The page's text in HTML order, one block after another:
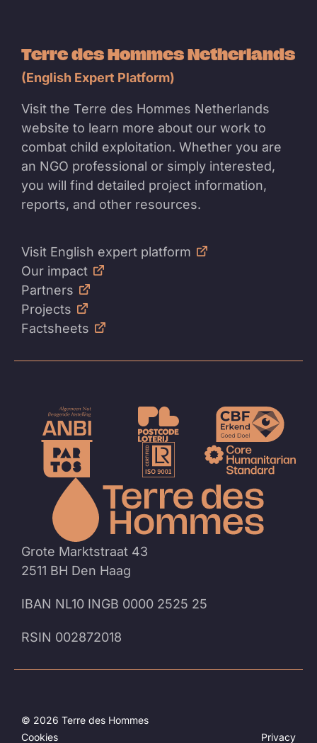
Terre des Hommes Netherlands
(English Expert Platform)
Visit the Terre des Hommes Netherlands
website to learn more about our work to
combat child exploitation. Whether you are
an NGO professional or simply interested,
you will find detailed project information,
reports, and other resources.
Visit English expert platform
Our impact
Partners
Projects
Factsheets
Grote Marktstraat 43
2511 BH Den Haag
IBAN NL10 INGB 0000 2525 25
RSIN 002872018
© 2026 Terre des Hommes
Cookies
Privacy